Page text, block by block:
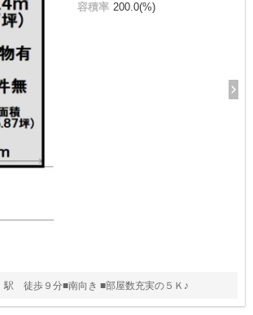
容積率 200.0(%)
駅 徒歩９分■南向き ■部屋数充実の５Ｋ♪